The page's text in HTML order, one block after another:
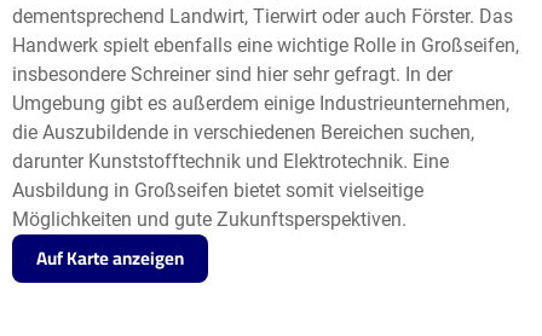
dementsprechend Landwirt, Tierwirt oder auch Förster. Das
Handwerk spielt ebenfalls eine wichtige Rolle in Großseifen,
insbesondere Schreiner sind hier sehr gefragt. In der
Umgebung gibt es außerdem einige Industrieunternehmen,
die Auszubildende in verschiedenen Bereichen suchen,
darunter Kunststofftechnik und Elektrotechnik. Eine
Ausbildung in Großseifen bietet somit vielseitige
Möglichkeiten und gute Zukunftsperspektiven.
Auf Karte anzeigen